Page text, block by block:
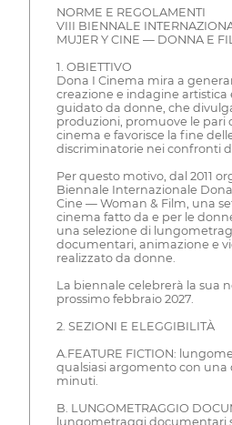
NORME E REGOLAMENTI
VIII BIENNALE
MUJER Y CINE — DONNA E
1. OBIETTIVO
Dona I Cinema mira a
creazione e indagine artistica
guidato da donne, che
produzioni, promuove le pari
cinema e favorisce la fine
discriminatorie nei confronti
Per questo motivo, dal 2011
Biennale Internazionale
Cine — Woman & Film, una
cinema fatto da e per le
una selezione di
documentari, animazione e
realizzato da donne.
La biennale celebrerà la sua
prossimo febbraio 2027.
2. SEZIONI E ELEGGIBILITÀ
A.FEATURE FICTION:
qualsiasi argomento con
minuti.
B. LUNGOMETRAGGIO
lungometraggi documentari